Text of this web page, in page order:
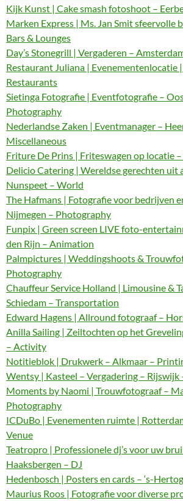
Kijk Kunst | Cake smash fotoshoot –
Marken Express | Ms. Jan Smit sfeervolle
Bars & Lounges
Day’s Stonegrill | Vergaderen –
Restaurant Juliana | Evenementenlocatie
Restaurants
Sietinga Fotografie | Eventfotografie –
Photography
Nederlandse Zaken | Eventmanager –
Miscellaneous
Friture De Prins | Friteswagen op locatie –
Delicio Catering | Wereldse gerechten uit
Nunspeet – World
The Hafmans | Fotografie voor bedrijven
Nijmegen – Photography
Funpix | Green screen LIVE foto-
den Rijn – Animation
Palmpictures | Weddingshoots &
Photography
Chauffeur Service Holland | Limousine &
Schiedam – Transportation
Edward Hagens | Allround fotograaf –
Anilla Sailing | Zeiltochten op het
– Activity
Notitieblok | Drukwerk – Alkmaar –
Wentsy | Kasteel – Vergadering – Rijswijk
Moments by Naomi | Trouwfotograaf –
Photography
ICDuBo | Evenementen ruimte |
Venue
Teatropro | Professionele dj’s voor uw
Haaksbergen – DJ
Hedenbosch | Posters en cards – ‘s-
Maurius Roos | Fotografie voor diverse